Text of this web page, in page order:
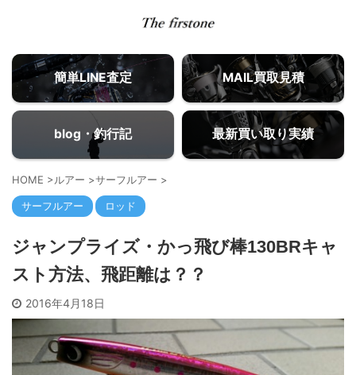
簡単LINE査定 MAIL買取見積
blog・釣行記 最新買い取り実績
HOME >ルアー >サーフルアー >
サーフルアー ロッド
ジャンプライズ・かっ飛び棒130BRキャ
スト方法、飛距離は？？
2016年4月18日